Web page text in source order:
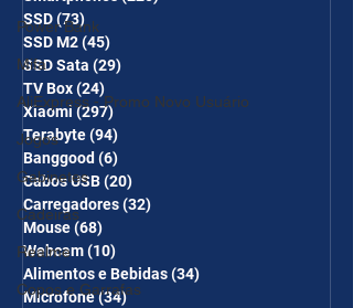
Power Bank
Mifa
AliExpress - Promo Novo Usuário
Jogos
Gabinetes
Cadeiras
Realme
Copos e Garrafas
SSD(73) 73 posts
SSD M2(45)
SSD Sata (29)
TV Box(24)
Xiaomi(297)297 posts
Terabyte(94)
Banggood (6)
Cabos USB(20)
Carregadores(32)
Mouse(68)
Webcam(10)
Alimentos e Bebidas(34)
Microfone(34)34 posts